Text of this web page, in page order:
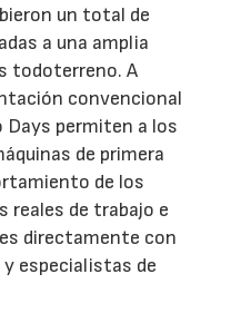
un total de
a una amplia
todoterreno. A
convencional
Days permiten a los
de primera
de los
reales de trabajo e
directamente con
especialistas de